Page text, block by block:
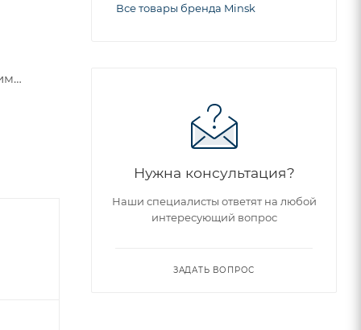
Все товары бренда Minsk
Нужна консультация?
Наши специалисты ответят на любой
интересующий вопрос
ЗАДАТЬ ВОПРОС